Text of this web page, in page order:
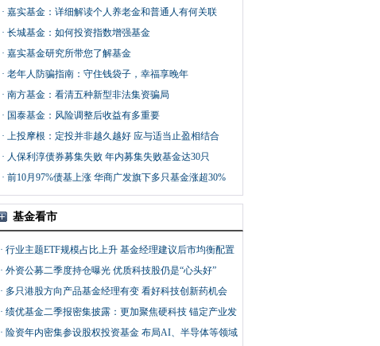
· 嘉实基金：详细解读个人养老金和普通人有何关联
· 长城基金：如何投资指数增强基金
· 嘉实基金研究所带您了解基金
· 老年人防骗指南：守住钱袋子，幸福享晚年
· 南方基金：看清五种新型非法集资骗局
· 国泰基金：风险调整后收益有多重要
· 上投摩根：定投并非越久越好 应与适当止盈相结合
· 人保利淳债券募集失败 年内募集失败基金达30只
· 前10月97%债基上涨 华商广发旗下多只基金涨超30%
基金看市
· 行业主题ETF规模占比上升 基金经理建议后市均衡配置
· 外资公募二季度持仓曝光 优质科技股仍是“心头好”
· 多只港股方向产品基金经理有变 看好科技创新药机会
· 绩优基金二季报密集披露：更加聚焦硬科技 锚定产业发
展趋势
· 险资年内密集参设股权投资基金 布局AI、半导体等领域